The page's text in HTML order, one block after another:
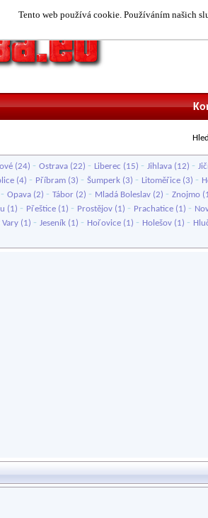
Tento web používá cookie. Používáním našich
(24) - Ostrava (22) - Liberec (15) - Jihlava (12) -
(4) - Příbram (3) - Šumperk (3) - Litoměřice (3) -
- Opava (2) - Tábor (2) - Mladá Boleslav (2) - Znojmo
(1) - Přeštice (1) - Prostějov (1) - Prachatice (1) -
(1) - Jeseník (1) - Hořovice (1) - Holešov (1) -